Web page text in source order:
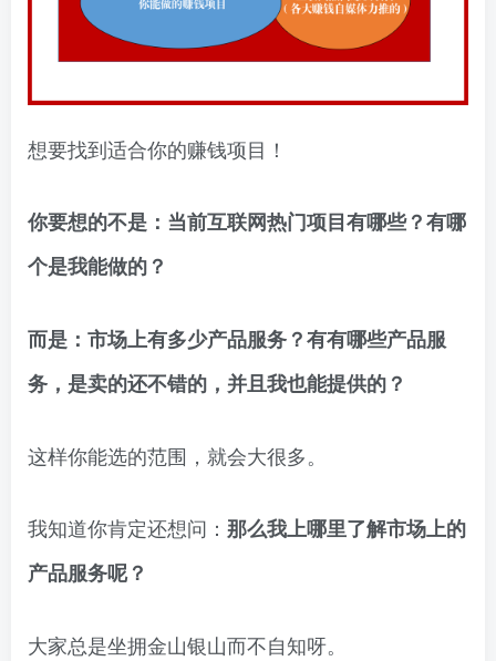
想要找到适合你的赚钱项目！
你要想的不是：当前互联网热门项目有哪些？有哪
个是我能做的？
而是：市场上有多少产品服务？有有哪些产品服
务，是卖的还不错的，并且我也能提供的？
这样你能选的范围，就会大很多。
我知道你肯定还想问： 那么我上哪里了解市场上的
产品服务呢？
大家总是坐拥金山银山而不自知呀。